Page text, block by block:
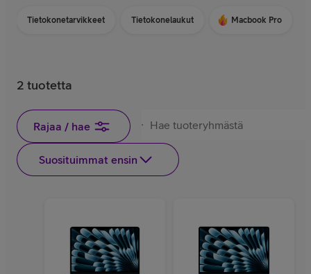
Tietokonetarvikkeet Tietokonelaukut Macbook Pro
2 tuotetta
Rajaa / hae
Suosituimmat ensin